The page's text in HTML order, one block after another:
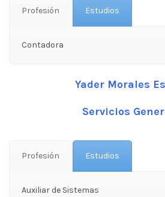
Profesión Estudios
Contadora
Yader Morales
Servicios
Profesión Estudios
Auxiliar de Sistemas